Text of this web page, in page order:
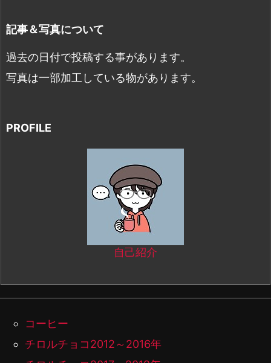
記事＆写真について
過去の日付で投稿する事があります。
写真は一部加工している物があります。
PROFILE
自己紹介
コーヒー
チロルチョコ2012～2016年